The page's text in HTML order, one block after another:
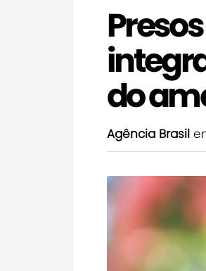
do
Agência Brasil